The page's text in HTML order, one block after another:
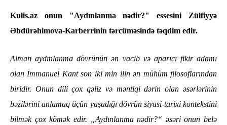
Kulis.az onun "Aydınlanma nədir?" essesini Zülfiyyə
Əbdürəhimova-Karberrinin tərcüməsində təqdim edir.
Alman aydınlanma dövrünün ən vacib və aparıcı fikir adamı
olan İmmanuel Kant son iki min ilin ən mühüm filosoflarından
biridir. Onun dili çox qəliz və məntiqi dərin olan əsərlərinin
bəzilərini anlamaq üçün yaşadığı dövrün siyasi-tarixi kontekstini
bilmək çox kömək edir. „Aydınlanma nədir?“ əsəri onun belə